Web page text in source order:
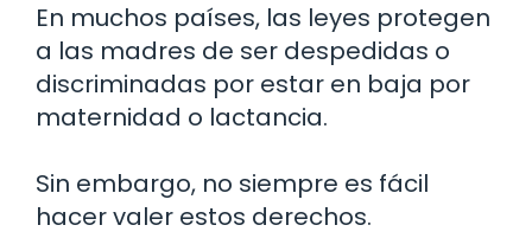
En muchos países, las leyes protegen
a las madres de ser despedidas o
discriminadas por estar en baja por
maternidad o lactancia.
Sin embargo, no siempre es fácil
hacer valer estos derechos.